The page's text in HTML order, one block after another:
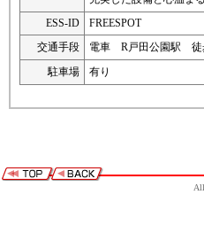
ESS-ID
FREESPOT
交通手段
電車 R戸田公園駅 徒
駐車場
有り